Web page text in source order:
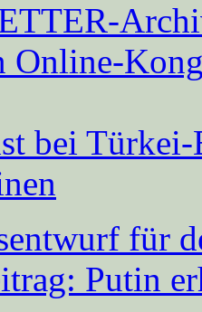
Online-
bei
für
Putin